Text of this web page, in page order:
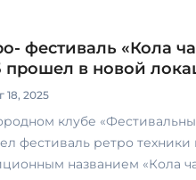
фестиваль «Кола
прошел в новой
18, 2025
фестиваль ретро техники
названием «Кола